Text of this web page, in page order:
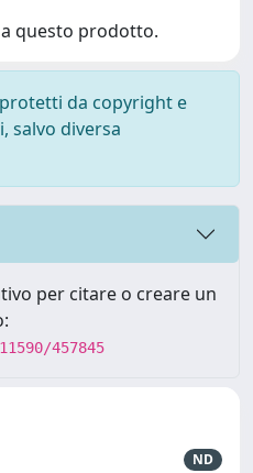
questo prodotto.
da copyright e
salvo diversa
per citare o creare un
457845
ND